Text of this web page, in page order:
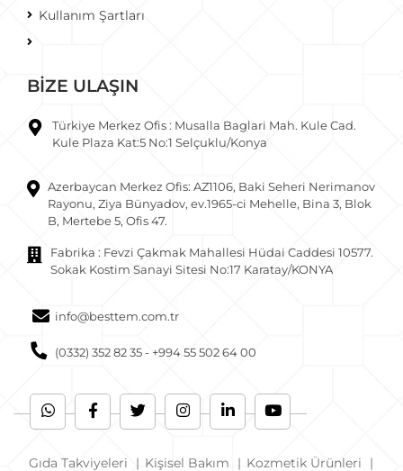
Kullanım Şartları
BİZE ULAŞIN
Türkiye Merkez Ofis : Musalla Baglari Mah. Kule Cad.
Kule Plaza Kat:5 No:1 Selçuklu/Konya
Azerbaycan Merkez Ofis: AZ1106, Baki Seheri Nerimanov
Rayonu, Ziya Bünyadov, ev.1965-ci Mehelle, Bina 3, Blok
B, Mertebe 5, Ofis 47.
Fabrika : Fevzi Çakmak Mahallesi Hüdai Caddesi 10577.
Sokak Kostim Sanayi Sitesi No:17 Karatay/KONYA
info@besttem.com.tr
(0332) 352 82 35 - +994 55 502 64 00
Gıda Takviyeleri | Kişisel Bakım | Kozmetik Ürünleri |